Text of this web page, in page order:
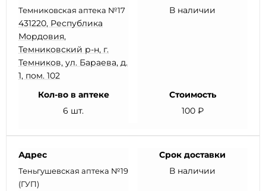
Темниковская аптека №17
431220, Республика
Мордовия,
Темниковский р-н, г.
Темников, ул. Бараева, д.
1, пом. 102
В наличии
Кол-во в аптеке
6 шт.
Стоимость
100 ₽
Адрес
Теньгушевская аптека №19
(ГУП)
Срок доставки
В наличии